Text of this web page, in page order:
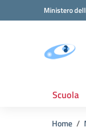
Vai ai contenuti
Vai al menu diMinistero
Scuola
Home